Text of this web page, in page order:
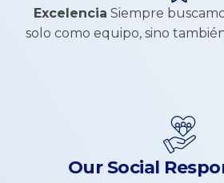
Excelencia Siempre
solo como equipo, sino
Our Social